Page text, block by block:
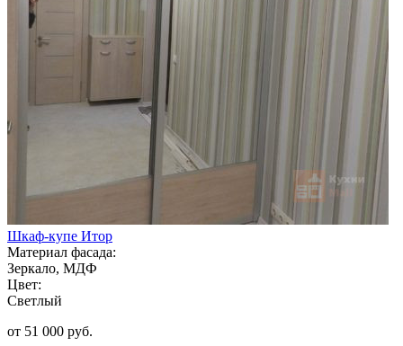
Шкаф-купе Итор
Материал фасада:
Зеркало, МДФ
Цвет:
Светлый
от 51 000 руб.